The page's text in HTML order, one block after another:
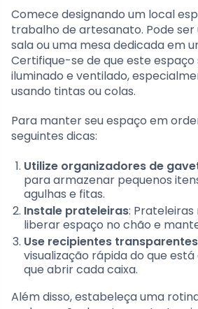
Comece designando um local
trabalho de artesanato. Pode
sala ou uma mesa dedicada em
Certifique-se de que este espaço
iluminado e ventilado,
usando tintas ou colas.
Para manter seu espaço em
seguintes dicas:
Utilize organizadores de
para armazenar pequenos
agulhas e fitas.
Instale prateleiras:
liberar espaço no chão e
Use recipientes transparentes
visualização rápida do que
que abrir cada caixa.
Além disso, estabeleça uma